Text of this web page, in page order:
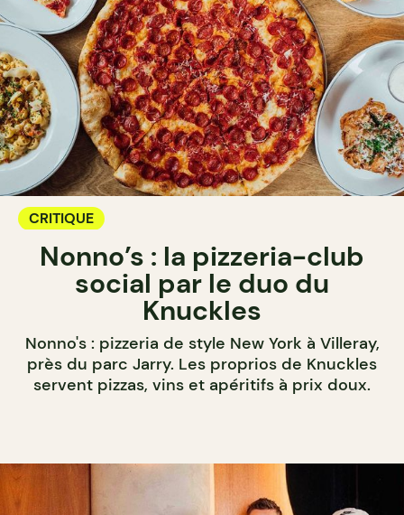
CRITIQUE
Nonno’s : la pizzeria-club
social par le duo du
Knuckles
Nonno's : pizzeria de style New York à Villeray,
près du parc Jarry. Les proprios de Knuckles
servent pizzas, vins et apéritifs à prix doux.